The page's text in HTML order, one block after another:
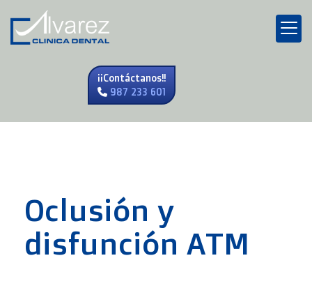
¡¡Contáctanos!!
987 233 601
Oclusión y
disfunción ATM